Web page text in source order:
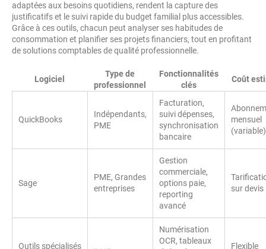
adaptées aux besoins quotidiens, rendent la capture des
justificatifs et le suivi rapide du budget familial plus accessibles.
Grâce à ces outils, chacun peut analyser ses habitudes de
consommation et planifier ses projets financiers, tout en profitant
de solutions comptables de qualité professionnelle.
Logiciel
Type de
professionnel
Fonctionnalités
clés
Coût
QuickBooks
Indépendants,
PME
Facturation,
suivi dépenses,
synchronisation
bancaire
mensuel
(variable)
Sage
PME, Grandes
entreprises
Gestion
commerciale,
options paie,
reporting
avancé
sur devis
Outils spécialisés
Numérisation
OCR, tableaux
Flexible